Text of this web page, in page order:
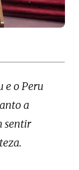
e o Peru
a
sentir